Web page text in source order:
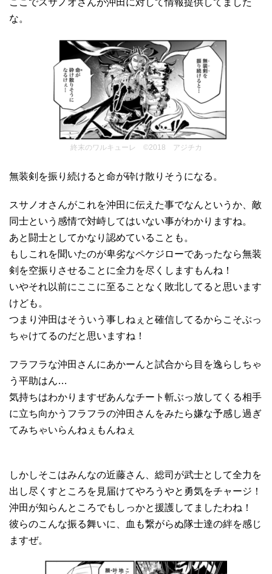
な。
終末のワルキューレ ©2018 アジチカ
無装剣を振り続けると命が砕け散りそうになる。
スサノオさんがこれを沖田に伝えた事でなんというか、敵
同士という感情で対峙してはいない事がわかりますね。
あと闘士としてかなり認めていることも。
もしこれを聞いたのが卑劣なペケジローであったなら無装
剣を空振りさせることに全力を尽くしますもんね！
いやそれ以前にここに至ることなく敗北してると思います
けども。
つまり沖田はそういう事しねぇと確信してるからこそぶっ
ちゃけてるのだと思いますね！
フラフラな沖田さんにあかーんと試合から目を逸らしちゃ
う平助はん…
気持ちはわかりますぜあんなチート斬ぶっ放してくる相手
に立ち向かうフラフラの沖田さんをみたら嫌な予感し過ぎ
てみちゃいらんねぇもんねぇ
しかしそこはみんなの近藤さん、総司が武士として全力を
出し尽くすところを見届けてやろうやと勇気をチャージ！
沖田が知らんところでもしっかと援護してましたわね！
彼らのこんな振る舞いに、血も繋がらぬ隊士達の絆を感じ
ますぜ。